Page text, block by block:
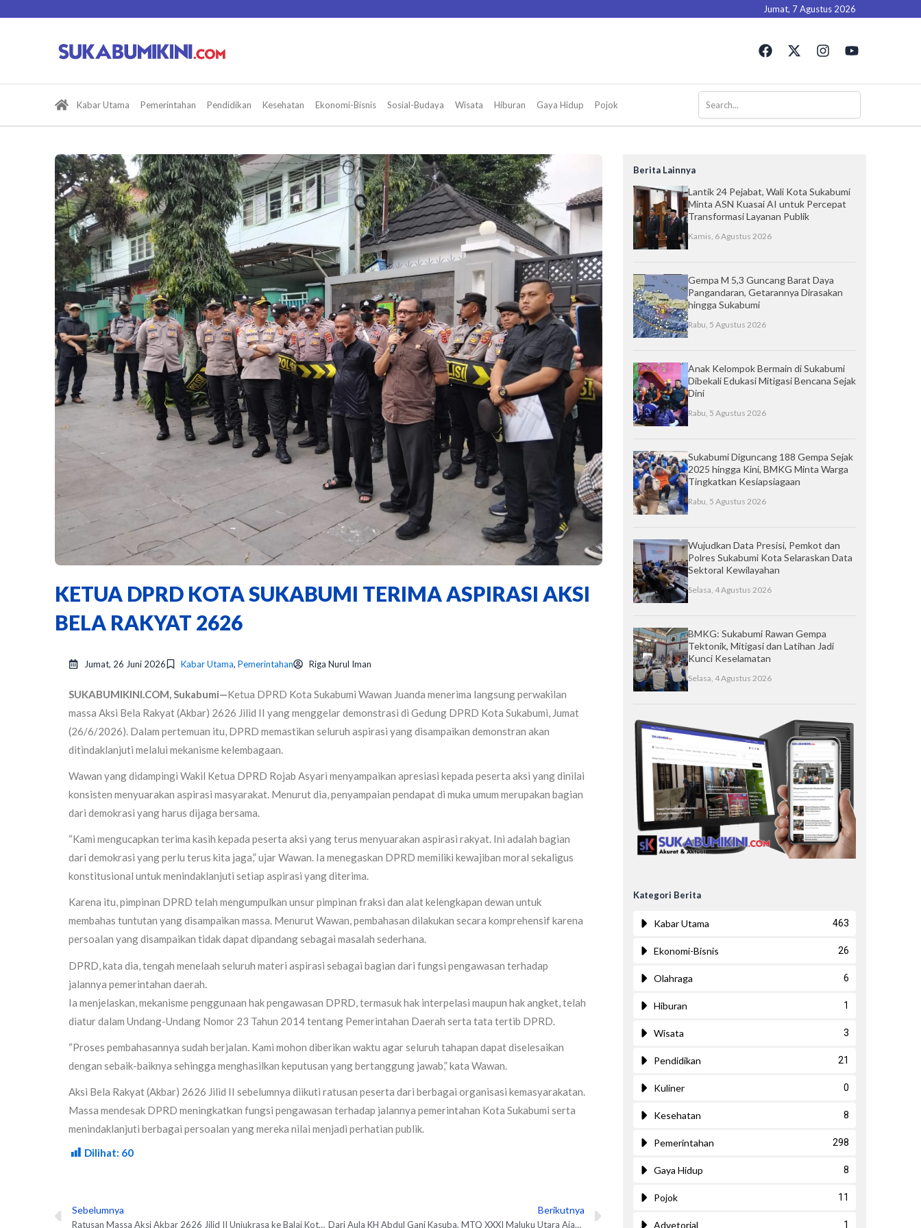
Jumat, 7 Agustus 2026
F
a
e
o
o
X
-
w
t
t
I
n
t
g
r
Y
o
t
b
e
Kabar Utama Pemerintahan Pendidikan Kesehatan Ekonomi-Bisnis Sosial-Budaya Wisata Hiburan Gaya Hidup Pojok
KETUA DPRD KOTA SUKABUMI TERIMA ASPIRASI AKSI
BELA RAKYAT 2626
Jumat, 26 Juni 2026 Kabar Utama, Pemerintahan Riga Nurul Iman
SUKABUMIKINI.COM, Sukabumi—Ketua DPRD Kota Sukabumi Wawan Juanda menerima langsung perwakilan
massa Aksi Bela Rakyat (Akbar) 2626 Jilid II yang menggelar demonstrasi di Gedung DPRD Kota Sukabumi, Jumat
(26/6/2026). Dalam pertemuan itu, DPRD memastikan seluruh aspirasi yang disampaikan demonstran akan
ditindaklanjuti melalui mekanisme kelembagaan.
Wawan yang didampingi Wakil Ketua DPRD Rojab Asyari menyampaikan apresiasi kepada peserta aksi yang dinilai
konsisten menyuarakan aspirasi masyarakat. Menurut dia, penyampaian pendapat di muka umum merupakan bagian
dari demokrasi yang harus dijaga bersama.
“Kami mengucapkan terima kasih kepada peserta aksi yang terus menyuarakan aspirasi rakyat. Ini adalah bagian
dari demokrasi yang perlu terus kita jaga,” ujar Wawan. Ia menegaskan DPRD memiliki kewajiban moral sekaligus
konstitusional untuk menindaklanjuti setiap aspirasi yang diterima.
Karena itu, pimpinan DPRD telah mengumpulkan unsur pimpinan fraksi dan alat kelengkapan dewan untuk
membahas tuntutan yang disampaikan massa. Menurut Wawan, pembahasan dilakukan secara komprehensif karena
persoalan yang disampaikan tidak dapat dipandang sebagai masalah sederhana.
DPRD, kata dia, tengah menelaah seluruh materi aspirasi sebagai bagian dari fungsi pengawasan terhadap
jalannya pemerintahan daerah.
Ia menjelaskan, mekanisme penggunaan hak pengawasan DPRD, termasuk hak interpelasi maupun hak angket, telah
diatur dalam Undang-Undang Nomor 23 Tahun 2014 tentang Pemerintahan Daerah serta tata tertib DPRD.
“Proses pembahasannya sudah berjalan. Kami mohon diberikan waktu agar seluruh tahapan dapat diselesaikan
dengan sebaik-baiknya sehingga menghasilkan keputusan yang bertanggung jawab,” kata Wawan.
Aksi Bela Rakyat (Akbar) 2626 Jilid II sebelumnya diikuti ratusan peserta dari berbagai organisasi kemasyarakatan.
Massa mendesak DPRD meningkatkan fungsi pengawasan terhadap jalannya pemerintahan Kota Sukabumi serta
menindaklanjuti berbagai persoalan yang mereka nilai menjadi perhatian publik.
Dilihat: 60
Prev
Sebelumnya
Ratusan Massa Aksi Akbar 2626 Jilid II Unjukrasa ke Balai Kota dan DPRD Kota Sukabumi
Berikutnya
Dari Aula KH Abdul Gani Kasuba, MTQ XXXI Maluku Utara Ajak Masyarakat Hidupkan Nilai-Nilai Al-Qur’an Next
Berita Lainnya
Lantik 24 Pejabat, Wali Kota Sukabumi
Minta ASN Kuasai AI untuk Percepat
Transformasi Layanan Publik
Kamis, 6 Agustus 2026
Gempa M 5,3 Guncang Barat Daya
Pangandaran, Getarannya Dirasakan
hingga Sukabumi
Rabu, 5 Agustus 2026
Anak Kelompok Bermain di Sukabumi
Dibekali Edukasi Mitigasi Bencana Sejak
Dini
Rabu, 5 Agustus 2026
Sukabumi Diguncang 188 Gempa Sejak
2025 hingga Kini, BMKG Minta Warga
Tingkatkan Kesiapsiagaan
Rabu, 5 Agustus 2026
Wujudkan Data Presisi, Pemkot dan
Polres Sukabumi Kota Selaraskan Data
Sektoral Kewilayahan
Selasa, 4 Agustus 2026
BMKG: Sukabumi Rawan Gempa
Tektonik, Mitigasi dan Latihan Jadi
Kunci Keselamatan
Selasa, 4 Agustus 2026
Kategori Berita
Kabar Utama 463
Ekonomi-Bisnis 26
Olahraga 6
Hiburan 1
Wisata 3
Pendidikan 21
Kuliner 0
Kesehatan 8
Pemerintahan 298
Gaya Hidup 8
Pojok 11
Advetorial 1